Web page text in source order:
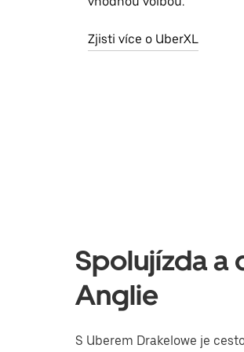
Zjisti více o UberXL
Spolujízda a
Anglie
S Uberem Drakelowe je